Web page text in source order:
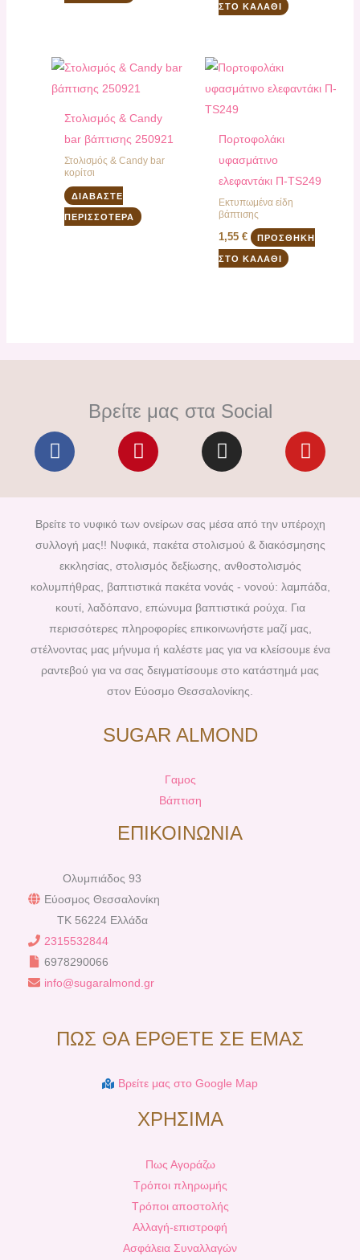
ΣΤΟ ΚΑΛΆΘΙ
Στολισμός & Candy
bar βάπτισης 250921
Στολισμός & Candy bar
κορίτσι
ΔΙΑΒΆΣΤΕ
ΠΕΡΙΣΣΌΤΕΡΑ
Πορτοφολάκι
υφασμάτινο
ελεφαντάκι Π-ΤS249
Εκτυπωμένα είδη
βάπτισης
1,55 € ΠΡΟΣΘΉΚΗ
ΣΤΟ ΚΑΛΆΘΙ
Βρείτε μας στα Social
F
a
e
b
o
o
k
P
i
t
e
r
e
s
t
I
n
t
a
g
r
a
m
Y
o
t
u
b
Βρείτε το νυφικό των ονείρων σας μέσα από την υπέροχη
συλλογή μας!! Νυφικά, πακέτα στολισμού & διακόσμησης
εκκλησίας, στολισμός δεξίωσης, ανθοστολισμός
κολυμπήθρας, βαπτιστικά πακέτα νονάς - νονού: λαμπάδα,
κουτί, λαδόπανο, επώνυμα βαπτιστικά ρούχα. Για
περισσότερες πληροφορίες επικοινωνήστε μαζί μας,
στέλνοντας μας μήνυμα ή καλέστε μας για να κλείσουμε ένα
ραντεβού για να σας δειγματίσουμε στο κατάστημά μας
στον Εύοσμο Θεσσαλονίκης.
SUGAR ALMOND
Γαμος
Βάπτιση
ΕΠΙΚΟΙΝΩΝΙΑ
Ολυμπιάδος 93
Εύοσμος Θεσσαλονίκη
TK 56224 Ελλάδα
2315532844
6978290066
info@sugaralmond.gr
ΠΩΣ ΘΑ ΕΡΘΕΤΕ ΣΕ ΕΜΑΣ
Βρείτε μας στο Google Map
ΧΡΗΣΙΜΑ
Πως Αγοράζω
Τρόποι πληρωμής
Τρόποι αποστολής
Αλλαγή-επιστροφή
Ασφάλεια Συναλλαγών